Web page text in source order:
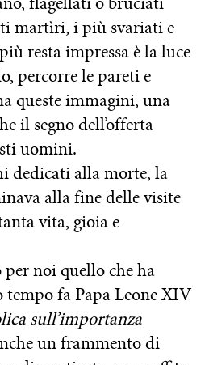
martìri, i più svariati e
resta impressa è la luce
percorre le pareti e
queste immagini, una
il segno dell’offerta
uomini.
dedicati alla morte, la
alla fine delle visite
vita, gioia e
per noi quello che ha
fa Papa Leone XIV
sull’importanza
un frammento di